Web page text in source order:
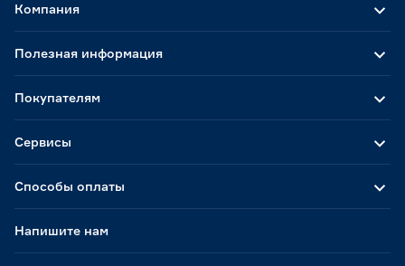
Способы оплаты
Компания
Полезная информация
Покупателям
Сервисы
Напишите нам